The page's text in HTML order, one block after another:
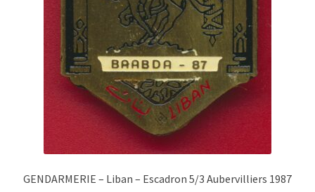
GENDARMERIE – Liban – Escadron 5/3 Aubervilliers 1987